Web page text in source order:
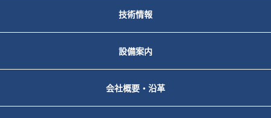
技術情報
設備案内
会社概要・沿革